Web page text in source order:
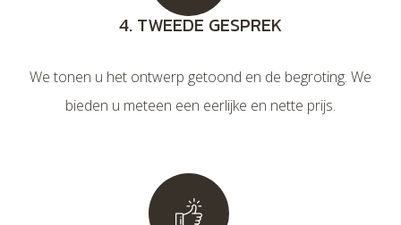
4. TWEEDE GESPREK
We tonen u het ontwerp getoond en de begroting. We
bieden u meteen een eerlijke en nette prijs.